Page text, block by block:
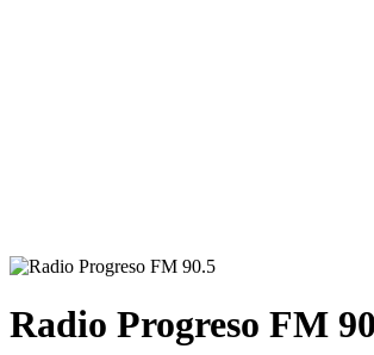
Radio Progreso FM